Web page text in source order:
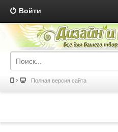
Войти
Полная версия сайта